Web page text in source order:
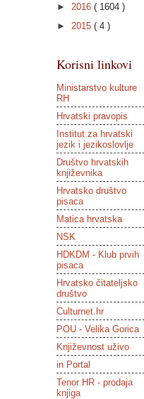
► 2016 ( 1604 )
► 2015 ( 4 )
Korisni linkovi
Ministarstvo kulture
RH
Hrvatski pravopis
Institut za hrvatski
jezik i jezikoslovlje
Društvo hrvatskih
književnika
Hrvatsko društvo
pisaca
Matica hrvatska
NSK
HDKDM - Klub prvih
pisaca
Hrvatsko čitateljsko
društvo
Culturnet.hr
POU - Velika Gorica
Književnost uživo
in Portal
Tenor HR - prodaja
knjiga